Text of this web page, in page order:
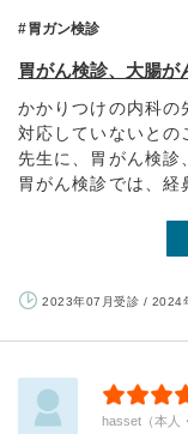
胃ガン検診
胃がん検診、大腸が
かかりつけの内科の
対応していないとの
先生に、胃がん検診
胃がん検診では、経
2023年07月受診 / 2024
hasset（本人